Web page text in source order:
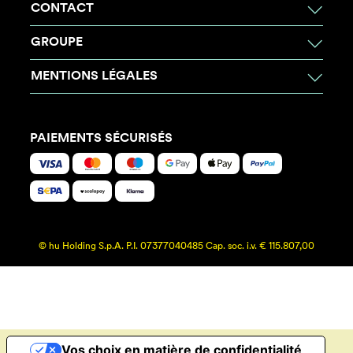
CONTACT
GROUPE
MENTIONS LÉGALES
PAIEMENTS SÉCURISÉS
© hu Holding S.p.A. P.I. 07377040485 Cap. soc. i.v. € 115.807,00
Vos choix en matière de confidentialité